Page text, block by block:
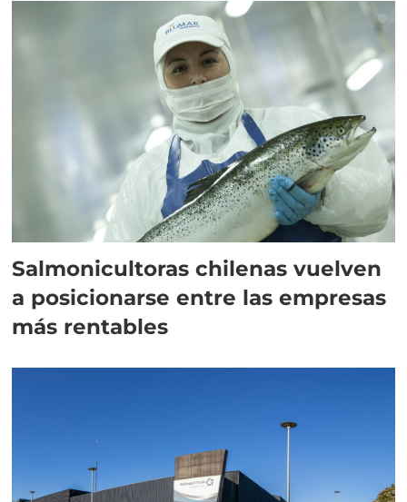
Salmonicultoras chilenas vuelven
a posicionarse entre las empresas
más rentables